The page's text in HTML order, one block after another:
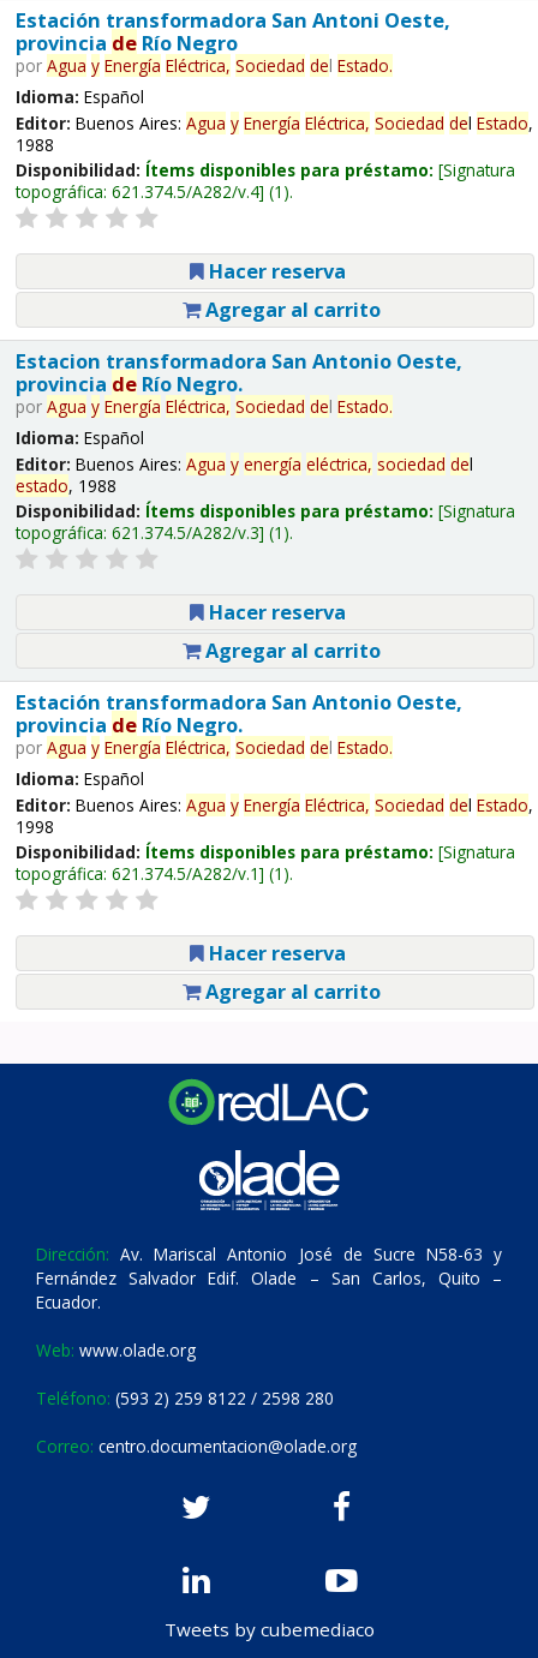
Estación transformadora San Antoni Oeste,
provincia deRío Negro
por Agua y Energía Eléctrica, Sociedad del Estado.
Idioma: Español
Editor: Buenos Aires: Agua y Energía Eléctrica, Sociedad del Estado,
1988
Disponibilidad: Ítems disponibles para préstamo: Signatura
topográfica: 621.374.5/A282/v.4 (1).
Hacer reserva
Agregar al carrito
Estacion transformadora San Antonio Oeste,
provincia deRío Negro.
por Agua y Energía Eléctrica, Sociedad del Estado.
Idioma: Español
Editor: Buenos Aires: Agua y energía eléctrica, sociedad del
estado, 1988
Disponibilidad: Ítems disponibles para préstamo: Signatura
topográfica: 621.374.5/A282/v.3 (1).
Hacer reserva
Agregar al carrito
Estación transformadora San Antonio Oeste,
provincia deRío Negro.
por Agua y Energía Eléctrica, Sociedad del Estado.
Idioma: Español
Editor: Buenos Aires: Agua y Energía Eléctrica, Sociedad del Estado,
1998
Disponibilidad: Ítems disponibles para préstamo: Signatura
topográfica: 621.374.5/A282/v.1 (1).
Hacer reserva
Agregar al carrito
Dirección: Av. Mariscal Antonio José de Sucre N58-63 y
Fernández Salvador Edif. Olade – San Carlos, Quito –
Ecuador.
Web: www.olade.org
Teléfono: (593 2) 259 8122 / 2598 280
Correo: centro.documentacion@olade.org
Tweets by cubemediaco